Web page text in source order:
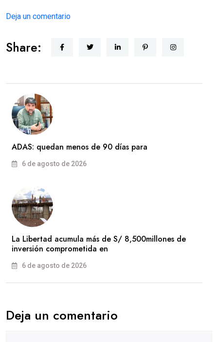
Deja un comentario
Share:
ADAS: quedan menos de 90 días para
6 de agosto de 2026
La Libertad acumula más de S/ 8,500millones de
inversión comprometida en
6 de agosto de 2026
Deja un comentario